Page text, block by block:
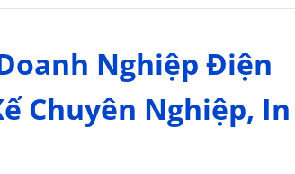
Nghiệp Điện
Chuyên Nghiệp, In